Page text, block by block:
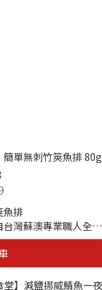
加防腐
單無刺竹筴魚排 80g
魚排
灣蘇澳專業職人全程
口就愛上，每天簡單
。
｜